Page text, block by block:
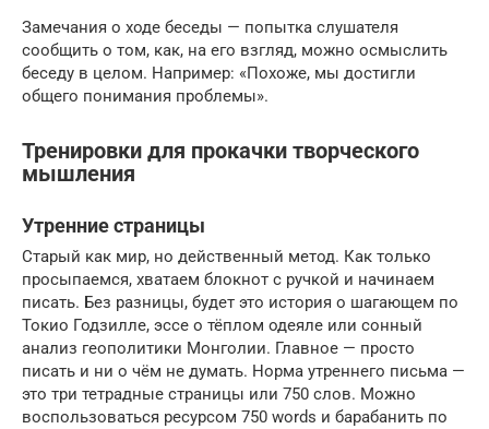
Замечания о ходе беседы — попытка слушателя
сообщить о том, как, на его взгляд, можно осмыслить
беседу в целом. Например: «Похоже, мы достигли
общего понимания проблемы».
Тренировки для прокачки творческого
мышления
Утренние страницы
Старый как мир, но действенный метод. Как только
просыпаемся, хватаем блокнот с ручкой и начинаем
писать. Без разницы, будет это история о шагающем по
Токио Годзилле, эссе о тёплом одеяле или сонный
анализ геополитики Монголии. Главное — просто
писать и ни о чём не думать. Норма утреннего письма —
это три тетрадные страницы или 750 слов. Можно
воспользоваться ресурсом 750 words и барабанить по